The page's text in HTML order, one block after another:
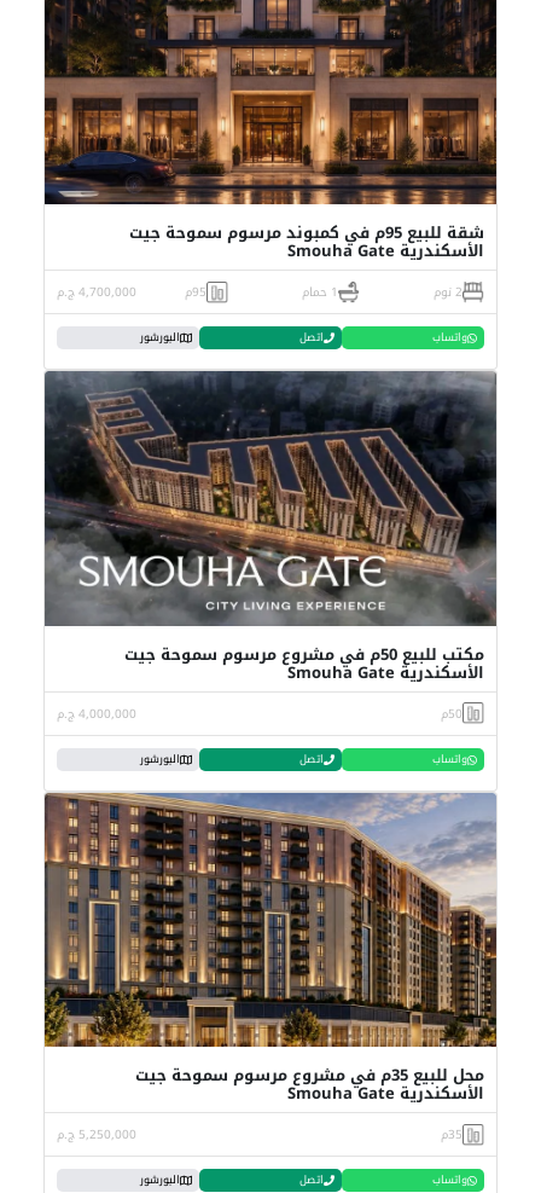
شقة للبيع 95م في كمبوند مرسوم سموحة جيت
الأسكندرية Smouha Gate
2 نوم 1 حمام 95م 4,700,000 ج.م
واتساب اتصل البورشور
مكتب للبيع 50م في مشروع مرسوم سموحة جيت
الأسكندرية Smouha Gate
50م 4,000,000 ج.م
واتساب اتصل البورشور
محل للبيع 35م في مشروع مرسوم سموحة جيت
الأسكندرية Smouha Gate
35م 5,250,000 ج.م
واتساب اتصل البورشور